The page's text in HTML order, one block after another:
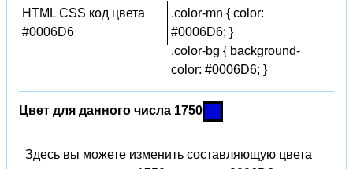
HTML CSS код цвета
#0006D6
.color-mn { color:
#0006D6; }
.color-bg { background-
color: #0006D6; }
Цвет для данного числа 1750
Здесь вы можете изменить составляющую цвета